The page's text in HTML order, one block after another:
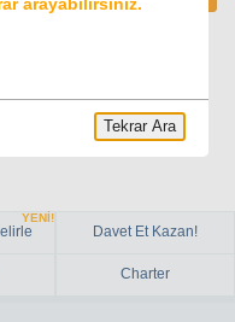
YENİ!
Davet Et Kazan!
Charter
arayabilirsiniz.
Tekrar Ara